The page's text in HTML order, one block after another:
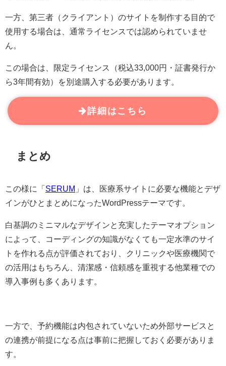
一方、第三者（クライアント）のサイトを制作する目的で
使用する場合は、通常ライセンスでは認められていませ
ん。
この場合は、限定ライセンス（税込33,000円・証書発行か
ら3年間有効）を別途購入する必要があります。
詳細はこちら
まとめ
この様に「 SERUM 」は、医療系サイトに必要な機能とデザ
インがひとまとめになったWordPressテーマです。
白基調のミニマルなデザインと充実したテーマオプション
によって、コーディングの知識がなくても一定水準のサイ
トを作れる点が評価されており、クリニックや医療機関で
の活用はもちろん、清潔感・信頼感を重視する他業種での
導入事例も多くあります。
一方で、予約機能は内包されていないため外部サービスと
の連携が前提になる点は事前に把握しておく必要がありま
す。